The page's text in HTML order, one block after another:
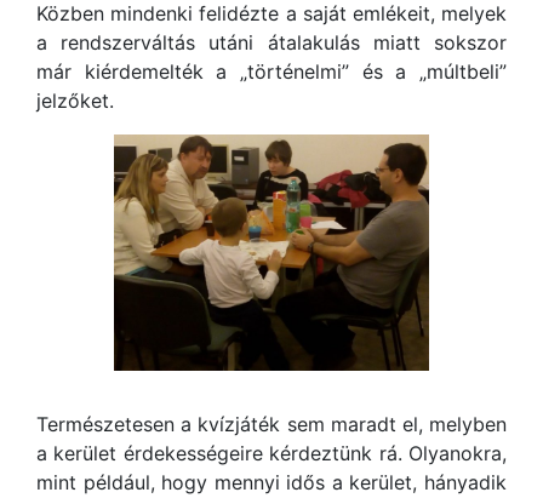
Közben mindenki felidézte a saját emlékeit, melyek
a rendszerváltás utáni átalakulás miatt sokszor
már kiérdemelték a „történelmi” és a „múltbeli”
jelzőket.
Természetesen a kvízjáték sem maradt el, melyben
a kerület érdekességeire kérdeztünk rá. Olyanokra,
mint például, hogy mennyi idős a kerület, hányadik